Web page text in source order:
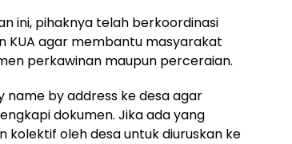
ini, pihaknya telah berkoordinasi
KUA agar membantu masyarakat
perkawinan maupun perceraian.
name by address ke desa agar
dokumen. Jika ada yang
kolektif oleh desa untuk diuruskan ke